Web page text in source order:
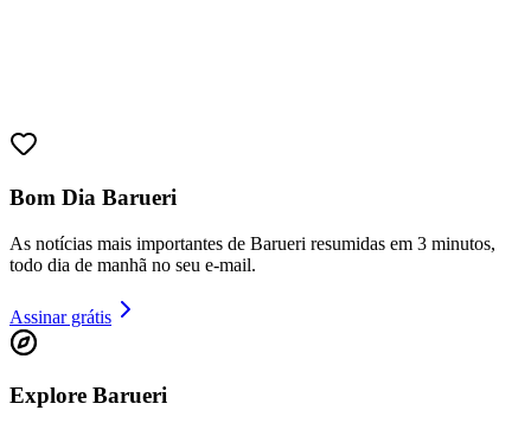
Bom Dia Barueri
As notícias mais importantes de Barueri resumidas em 3 minutos,
todo dia de manhã no seu e-mail.
Assinar grátis
Explore Barueri